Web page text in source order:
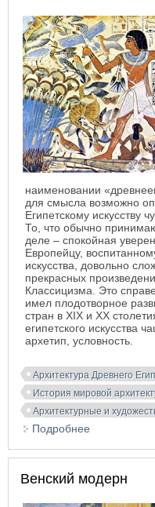
наименовании
для смысла возможно
Египетскому искусству
То, что обычно
деле – спокойная
Европейцу,
искусства, довольно
прекрасных
Классицизма. Это
имел плодотворное
стран в XIX и XX
египетского искусства
архетип, условность.
Архитектура Древнего
История мировой
Архитектурные и
Подробнее
Венский модерн